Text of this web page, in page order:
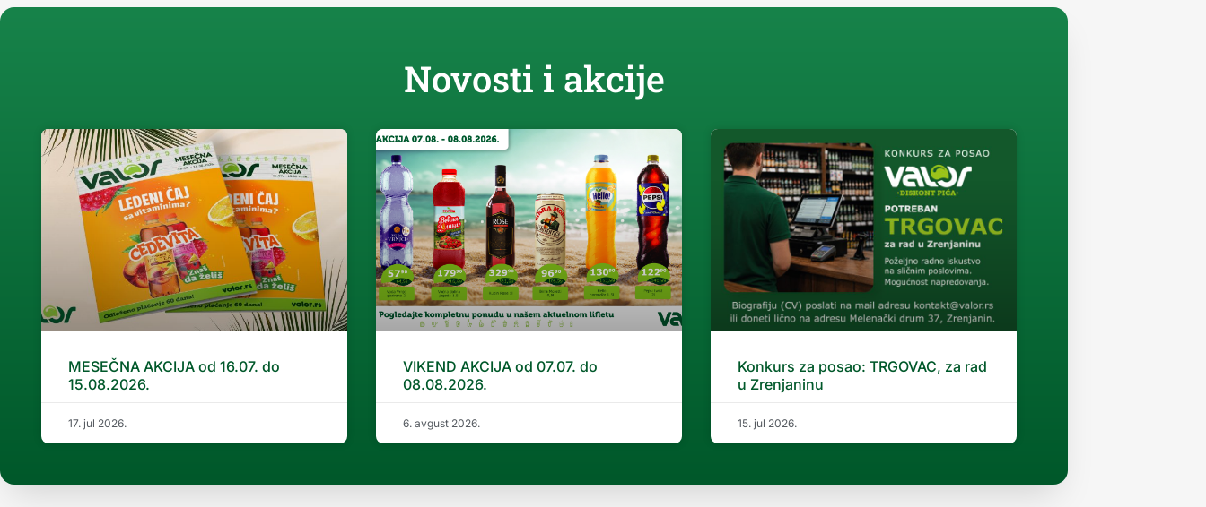
Novosti i akcije
MESEČNA AKCIJA od 16.07. do
15.08.2026.
17. jul 2026.
VIKEND AKCIJA od 07.07. do
08.08.2026.
6. avgust 2026.
Konkurs za posao: TRGOVAC, za rad
u Zrenjaninu
15. jul 2026.